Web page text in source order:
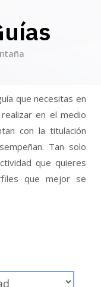
que necesitas en
en el medio
con la titulación
Tan solo
que quieres
que mejor se